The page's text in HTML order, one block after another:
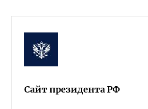
Сайт президента РФ